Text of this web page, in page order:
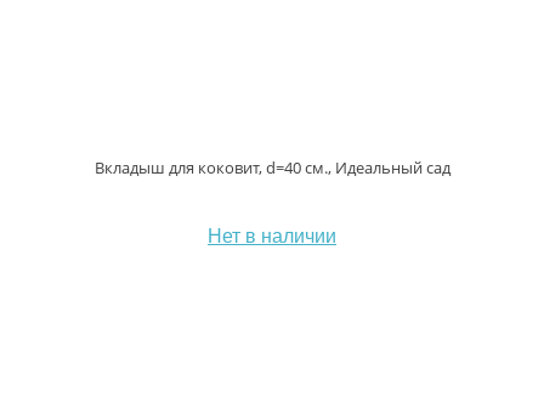
Вкладыш для коковит, d=40 см., Идеальный сад
Нет в наличии